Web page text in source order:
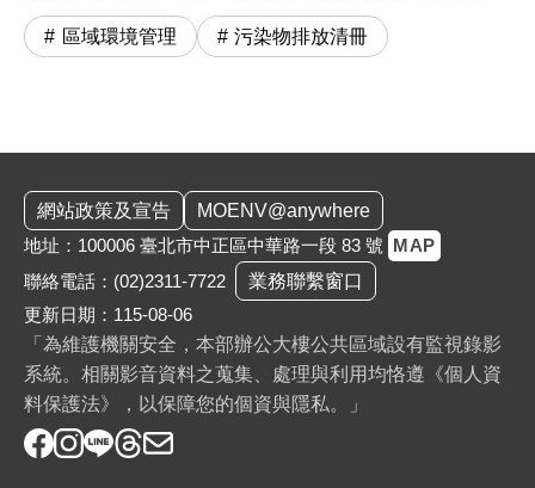
區域環境管理 污染物排放清冊
網站政策及宣告
MOENV@anywhere
地址：100006 臺北市中正區中華路一段 83 號 MAP
聯絡電話： (02)2311-7722
業務聯繫窗口
更新日期：115-08-06
「為維護機關安全，本部辦公大樓公共區域設有監視錄影
系統。相關影音資料之蒐集、處理與利用均恪遵《個人資
料保護法》，以保障您的個資與隱私。」